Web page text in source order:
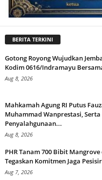
BERITA TERKINI
Gotong Royong Wujudkan
Kodim 0616/Indramayu
Aug 8, 2026
Mahkamah Agung RI Putus
Muhammad Wanprestasi,
Penyalahgunaan...
Aug 8, 2026
PHR Tanam 700 Bibit
Tegaskan Komitmen Jaga
Aug 7, 2026